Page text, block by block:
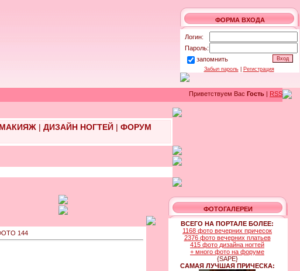
ФОРМА ВХОДА
Логин:
Пароль:
запомнить
Забыл пароль| Регистрация
Приветствуем Вас Гость | RSS
| ДИЗАЙН НОГТЕЙ| ФОРУМ
144
ФОТОГАЛЕРЕИ
ВСЕГО НА ПОРТАЛЕ БОЛЕЕ:
1168 фото вечерних причесок
2376 фото вечерних платьев
415 фото дизайна ногтей
+ много фото на форуме
{SAPE}
САМАЯ ЛУЧШАЯ ПРИЧЕСКА: